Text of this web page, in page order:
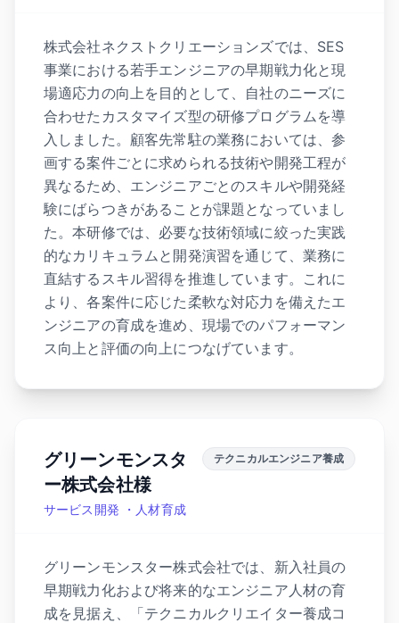
株式会社ネクストクリエーションズでは、SES
事業における若手エンジニアの早期戦力化と現
場適応力の向上を目的として、自社のニーズに
合わせたカスタマイズ型の研修プログラムを導
入しました。顧客先常駐の業務においては、参
画する案件ごとに求められる技術や開発工程が
異なるため、エンジニアごとのスキルや開発経
験にばらつきがあることが課題となっていまし
た。本研修では、必要な技術領域に絞った実践
的なカリキュラムと開発演習を通じて、業務に
直結するスキル習得を推進しています。これに
より、各案件に応じた柔軟な対応力を備えたエ
ンジニアの育成を進め、現場でのパフォーマン
ス向上と評価の向上につなげています。
グリーンモンスタ
ー株式会社様
サービス開発 ・人材育成
テクニカルエンジニア養成
グリーンモンスター株式会社では、新入社員の
早期戦力化および将来的なエンジニア人材の育
成を見据え、「テクニカルクリエイター養成コ